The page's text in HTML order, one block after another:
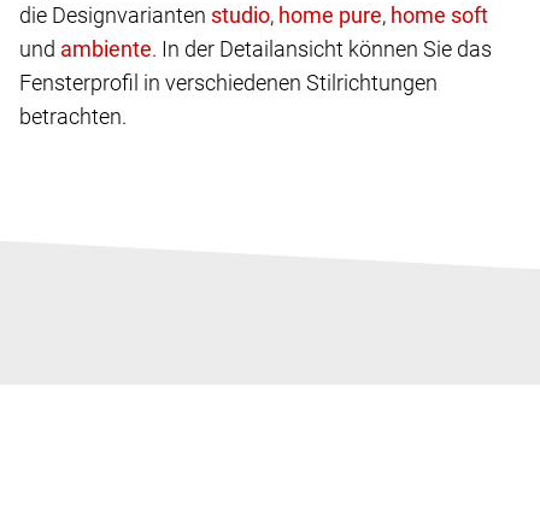
die Designvarianten
,
,
und
. In der Detailansicht können Sie das
Fensterprofil in verschiedenen Stilrichtungen
betrachten.